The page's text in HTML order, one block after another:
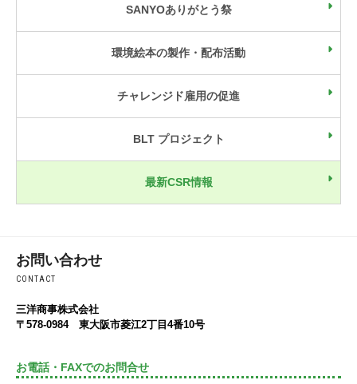
SANYOありがとう祭
環境絵本の製作・配布活動
チャレンジド雇用の促進
BLT プロジェクト
最新CSR情報
お問い合わせ
CONTACT
三洋商事株式会社
〒578-0984 東大阪市菱江2丁目4番10号
お電話・FAXでのお問合せ